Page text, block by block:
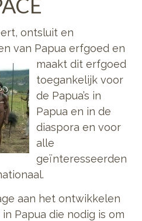
ontsluit en
van Papua erfgoed en
maakt dit erfgoed
toegankelijk voor
de Papua’s in
Papua en in de
diaspora en voor
alle
geïnteresseerden
aan het ontwikkelen
Papua die nodig is om